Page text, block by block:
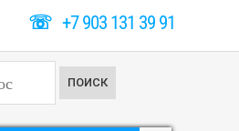
☏+7 903 131 39 91
ПОИСК